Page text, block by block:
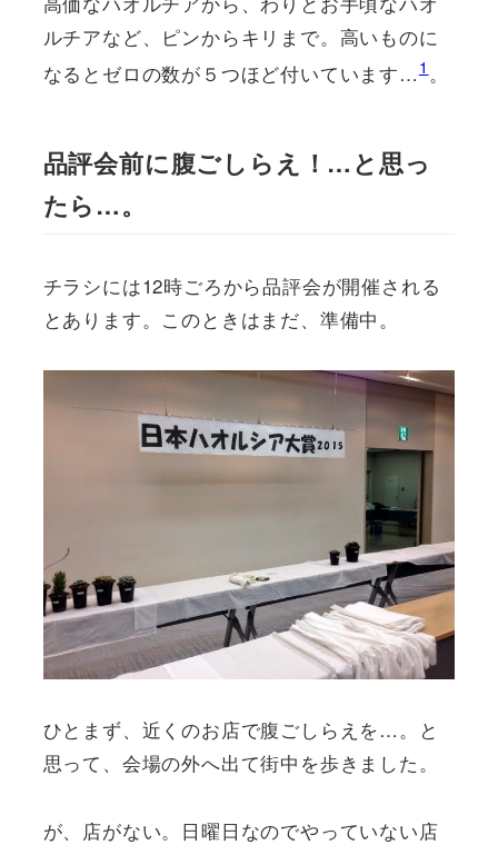
ルチアなど、ピンからキリまで。高いものに
なるとゼロの数が５つほど付いています…1。
品評会前に腹ごしらえ！…と思っ
たら…。
チラシには12時ごろから品評会が開催される
とあります。このときはまだ、準備中。
ひとまず、近くのお店で腹ごしらえを…。と
思って、会場の外へ出て街中を歩きました。
が、店がない。日曜日なのでやっていない店